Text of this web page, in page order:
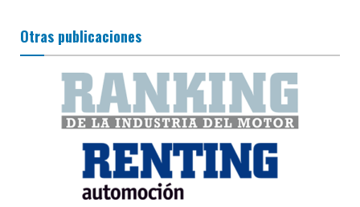
Otras publicaciones